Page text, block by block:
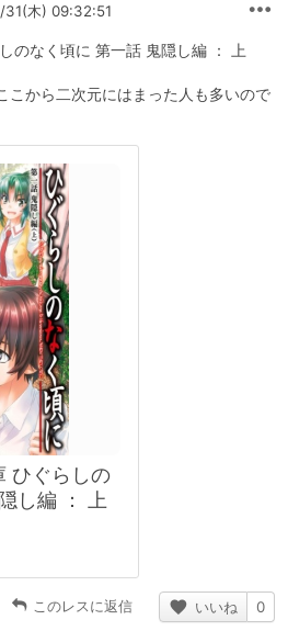
木) 09:32:51
のなく頃に 第一話 鬼隠し編 ： 上
こから二次元にはまった人も多いので
ひぐらしの
し編 ： 上
このレスに返信 いいね 0